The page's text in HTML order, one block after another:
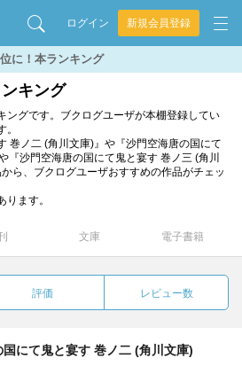
ログイン 新規会員登録
に！本ランキング
キング
ングです。ブクログユーザが本棚登録してい
巻ノ二 (角川文庫)』や『沙門空海唐の国にて
『沙門空海唐の国にて鬼と宴す 巻ノ三 (角川
ら、ブクログユーザおすすめの作品がチェッ
ます。
文庫 電子書籍
評価 レビュー数
にて鬼と宴す 巻ノ二 (角川文庫)